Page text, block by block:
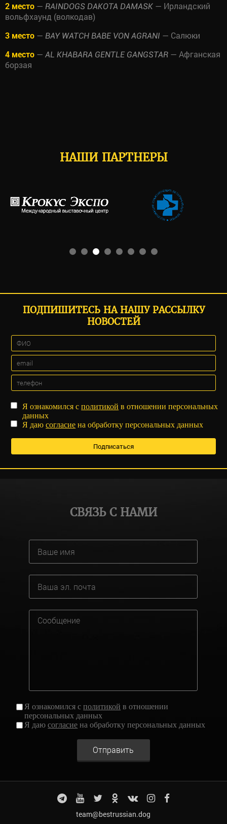
2 место — RAINDOGS DAKOTA DAMASK — Ирландский
вольфхаунд (волкодав)
3 место — BAY WATCH BABE VON AGRANI — Салюки
4 место — AL KHABARA GENTLE GANGSTAR — Афганская
борзая
НАШИ ПАРТНЕРЫ
ПОДПИШИТЕСЬ НА НАШУ РАССЫЛКУ
НОВОСТЕЙ
Я ознакомился сполитикой в отношении персональных
данных
Я даюсогласие на обработку персональных данных
СВЯЗЬ С НАМИ
Я ознакомился сполитикой в отношении
персональных данных
Я даюсогласие на обработку персональных данных
Отправить
team@bestrussian.dog